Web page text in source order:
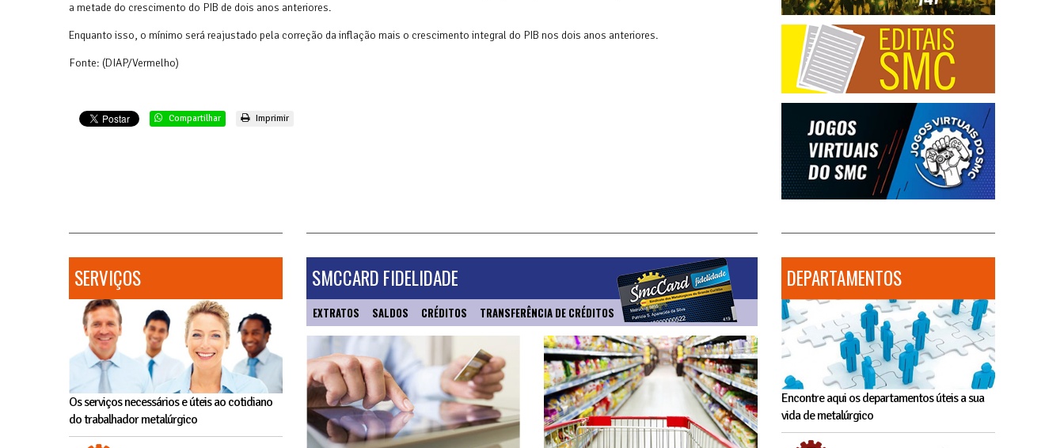
a metade do crescimento do PIB de dois anos anteriores.
Enquanto isso, o mínimo será reajustado pela correção da inflação mais o crescimento integral do PIB nos dois anos anteriores.
Fonte: (DIAP/Vermelho)
Compartilhar Imprimir
SERVIÇOS
Os serviços necessários e úteis ao cotidiano
do trabalhador metalúrgico
SMCCARD FIDELIDADE
EXTRATOS SALDOS CRÉDITOS TRANSFERÊNCIA DE CRÉDITOS
DEPARTAMENTOS
Encontre aqui os departamentos úteis a sua
vida de metalúrgico